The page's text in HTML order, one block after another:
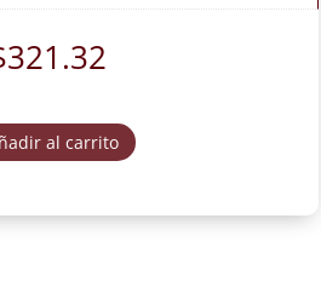
321.32
al carrito